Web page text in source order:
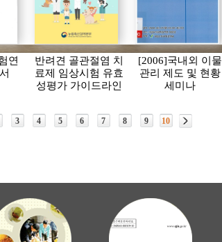
연
반려견 골관절염 치
료제 임상시험 유효
성평가 가이드라인
[2006]국내외 이물
관리 제도 및 현황
세미나
3 4 5 6 7 8 9 10